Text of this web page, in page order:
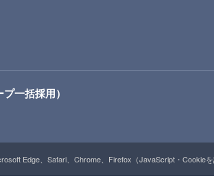
一括採用）
Edge、Safari、Chrome、Firefox（JavaScript・Cookie